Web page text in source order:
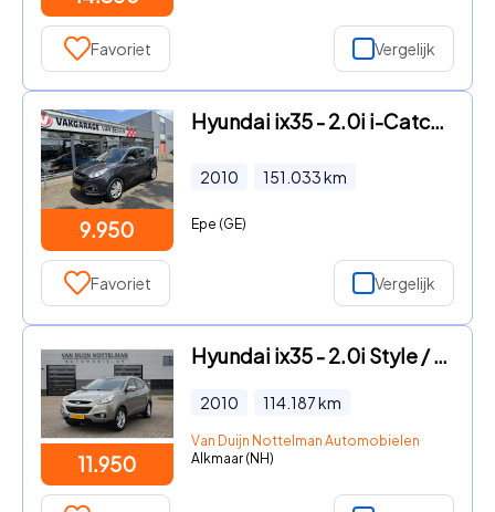
Favoriet Vergelijk
9.950
Hyundai ix35 - 2.0i i-Catcher AUTOMAAT-CLIMA
2010 151.033km
Epe (GE)
Favoriet Vergelijk
11.950
Hyundai ix35 - 2.0i Style / Automaat / Panoramadak / N.A.P.
2010 114.187km
Van Duijn Nottelman Automobielen
Alkmaar (NH)